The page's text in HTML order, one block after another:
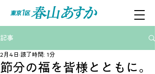
記事
節分の福を皆様とともに。
2月4日 読了時間: 1分